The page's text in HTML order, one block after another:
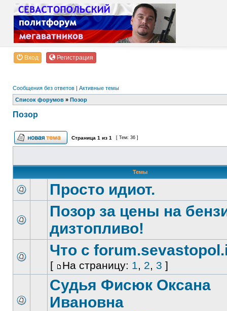
Вход Регистрация
Сообщения без ответов | Активные темы
Список форумов » Позор
Позор
Страница 1 из 1 [ Тем: 36 ]
Темы
Просто идиот.
Позор за цены на
дизтопливо!
Что с
[ На страницу: 1, 2, 3 ]
Судья Фисюк Оксана
Ивановна